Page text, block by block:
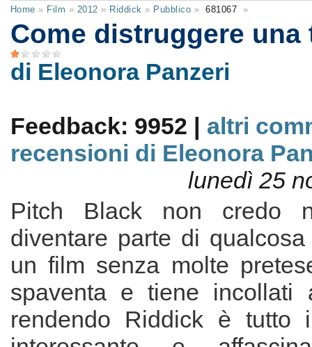
Home » Film » 2012 » Riddick » Pubblico » 681067 »
Come distruggere una
di Eleonora Panzeri
Feedback: 9952 | altri
recensioni di Eleonora
lunedì 25
Pitch Black non credo
diventare parte di
un film senza molte
spaventa e tiene incollati
rendendo Riddick è tutto